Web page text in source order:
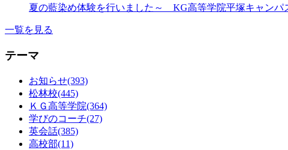
夏の藍染め体験を行いました～ KG高等学院平塚キャンパ
一覧を見る
テーマ
お知らせ(393)
松林校(445)
ＫＧ高等学院(364)
学びのコーチ(27)
英会話(385)
高校部(11)